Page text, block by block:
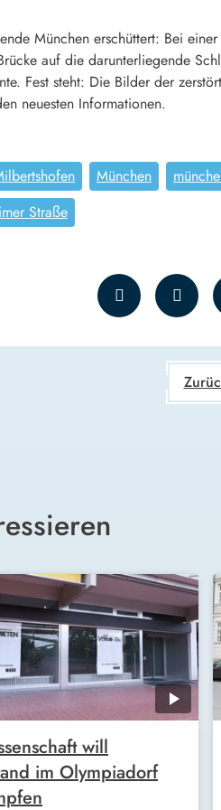
München erschüttert: Bei
auf die darunterliegende
Fest steht: Die Bilder der
neuesten Informationen.
München
Straße
will
im Olympiadorf